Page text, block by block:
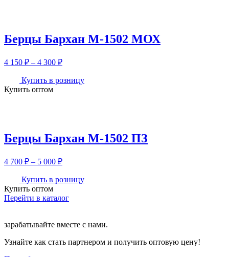
Берцы Бархан М-1502 МОХ
4 150 ₽ – 4 300 ₽Диапазон
4
Купить в розницу
Купить оптом
Берцы Бархан М-1502 ПЗ
4 700 ₽ – 5 000 ₽Диапазон
4
–
Купить в розницу
Купить оптом
Перейти в каталог
зарабатывайте вместе с нами.
Узнайте как стать партнером и получить оптовую цену!